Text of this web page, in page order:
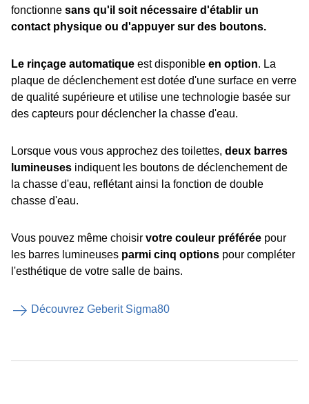
fonctionne sans qu'il soit nécessaire d'établir un
contact physique ou d'appuyer sur des boutons.
Le rinçage automatique est disponible en option. La
plaque de déclenchement est dotée d'une surface en verre
de qualité supérieure et utilise une technologie basée sur
des capteurs pour déclencher la chasse d'eau.
Lorsque vous vous approchez des toilettes, deux barres
lumineuses indiquent les boutons de déclenchement de
la chasse d'eau, reflétant ainsi la fonction de double
chasse d'eau.
Vous pouvez même choisir votre couleur préférée pour
les barres lumineuses parmi cinq options pour compléter
l'esthétique de votre salle de bains.
Découvrez Geberit Sigma80